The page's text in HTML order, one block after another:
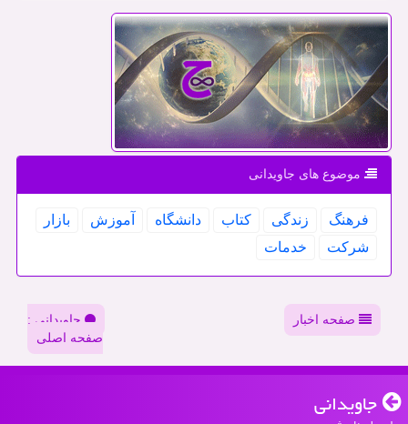
موضوع های جاویدانی
فرهنگ زندگی كتاب دانشگاه آموزش
بازار
شركت
خدمات
صفحه اخبار
جاویدانی :
صفحه اصلی
جاویدانی